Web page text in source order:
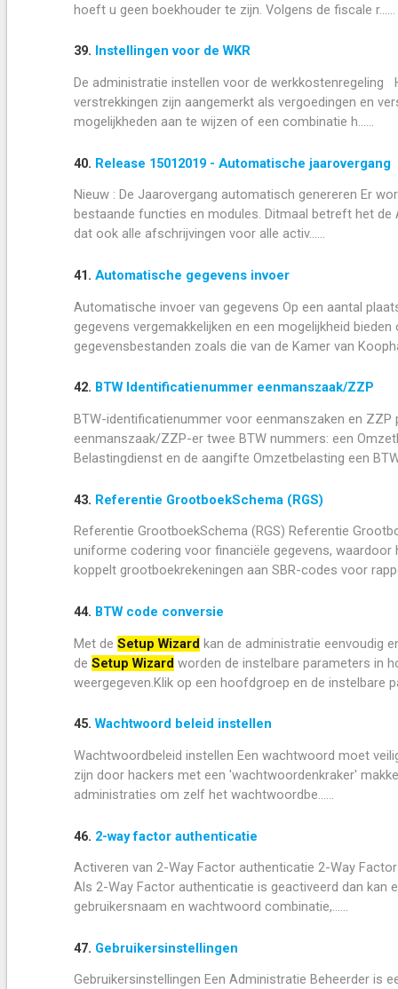
hoeft u geen boekhouder te zijn. Volgens de fiscale r......
39. Instellingen voor de WKR
De administratie instellen voor de werkkostenregeling
verstrekkingen zijn aangemerkt als vergoedingen en
mogelijkheden aan te wijzen of een combinatie h......
40. Release 15012019 - Automatische jaarovergang
Nieuw : De Jaarovergang automatisch genereren Er
bestaande functies en modules. Ditmaal betreft het
dat ook alle afschrijvingen voor alle activ......
41. Automatische gegevens invoer
Automatische invoer van gegevens Op een aantal
gegevens vergemakkelijken en een mogelijkheid
gegevensbestanden zoals die van de Kamer van
42. BTW Identificatienummer eenmanszaak/ZZP
BTW-identificatienummer voor eenmanszaken en
eenmanszaak/ZZP-er twee BTW nummers: een
Belastingdienst en de aangifte Omzetbelasting een
43. Referentie GrootboekSchema (RGS)
Referentie GrootboekSchema (RGS) Referentie
uniforme codering voor financiële gegevens,
koppelt grootboekrekeningen aan SBR-codes voor
44. BTW code conversie
Met de Setup Wizard kan de administratie eenvoudig
de Setup Wizard worden de instelbare parameters in
weergegeven.Klik op een hoofdgroep en de instelbare
45.Wachtwoord beleid instellen
Wachtwoordbeleid instellen Een wachtwoord moet
zijn door hackers met een 'wachtwoordenkraker'
administraties om zelf het wachtwoordbe......
46. 2-way factor authenticatie
Activeren van 2-Way Factor authenticatie 2-Way
Als 2-Way Factor authenticatie is geactiveerd dan kan
gebruikersnaam en wachtwoord combinatie,......
47. Gebruikersinstellingen
Gebruikersinstellingen Een Administratie Beheerder is